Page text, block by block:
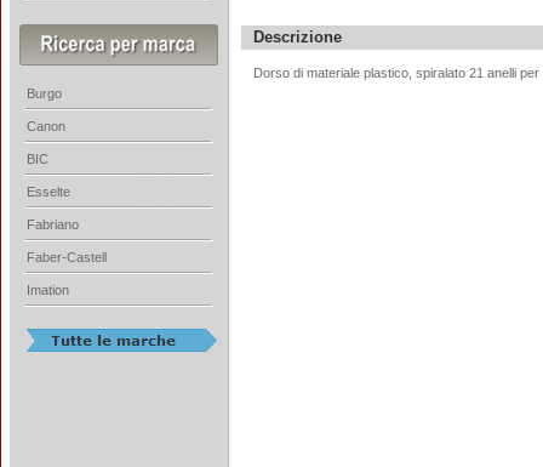
Descrizione
Dorso di materiale plastico, spiralato 21 anelli
Burgo
Canon
BIC
Esselte
Fabriano
Faber-Castell
Imation